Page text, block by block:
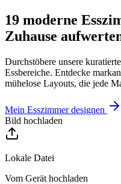
19 moderne
Zuhause
Durchstöbere unsere
Essbereiche. Entdecke
mühelose Layouts, die jede
Mein Esszimmer designen
Bild hochladen
Lokale Datei
Vom Gerät hochladen